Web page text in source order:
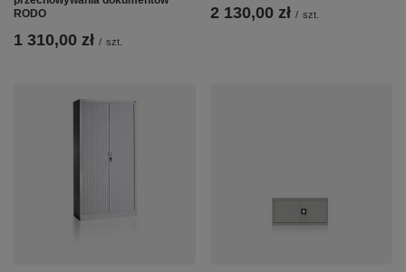
RODO
1 310,00 zł / szt.
2 130,00 zł / szt.